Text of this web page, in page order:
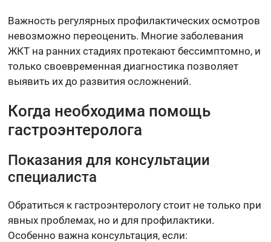
Важность регулярных профилактических осмотров
невозможно переоценить. Многие заболевания
ЖКТ на ранних стадиях протекают бессимптомно, и
только своевременная диагностика позволяет
выявить их до развития осложнений.
Когда необходима помощь
гастроэнтеролога
Показания для консультации
специалиста
Обратиться к гастроэнтерологу стоит не только при
явных проблемах, но и для профилактики.
Особенно важна консультация, если: